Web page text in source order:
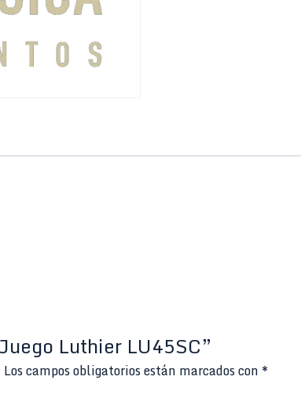
Luthier LU45SC”
Los campos obligatorios están marcados con *